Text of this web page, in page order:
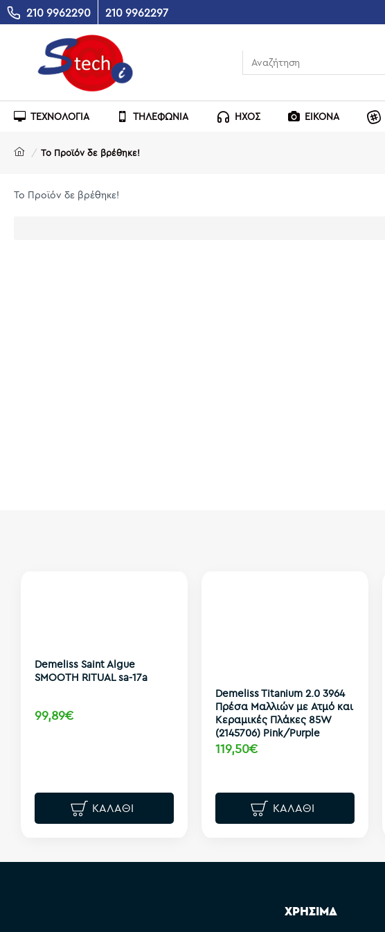
210 9962290 210 9962297
ΤΕΧΝΟΛΟΓΙΑ ΤΗΛΕΦΩΝΙΑ ΗΧΟΣ ΕΙΚΟΝΑ
Το Προϊόν δε βρέθηκε!
Το Προϊόν δε βρέθηκε!
Demeliss Saint Algue
SMOOTH RITUAL sa-17a
99,89€
ΚΑΛΆΘΙ
Demeliss Titanium 2.0 3964
Πρέσα Μαλλιών με Ατμό και
Κεραμικές Πλάκες 85W
(2145706) Pink/Purple
119,50€
ΚΑΛΆΘΙ
ΧΡΗΣΙΜΑ